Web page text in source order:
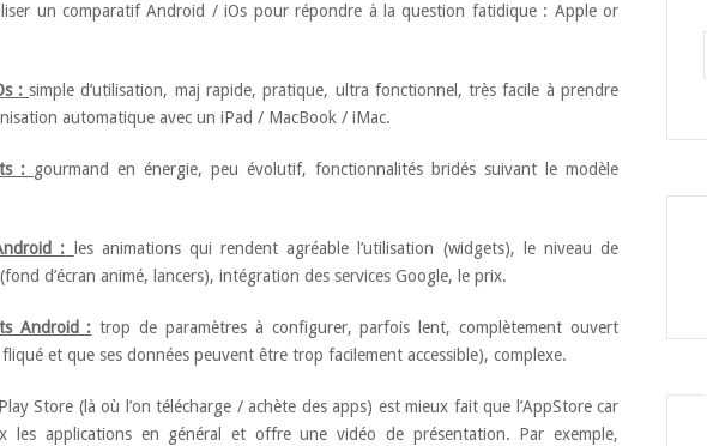
un comparatif Android / iOs pour répondre à la question fatidique : Apple or
: simple d’utilisation, maj rapide, pratique, ultra fonctionnel, très facile à prendre
automatique avec un iPad / MacBook / iMac.
: gourmand en énergie, peu évolutif, fonctionnalités bridés suivant le modèle
:
les animations qui rendent agréable l’utilisation (widgets), le niveau de
d’écran animé, lancers), intégration des services Google, le prix.
Android : trop de paramètres à configurer, parfois lent, complètement ouvert
fliqué et que ses données peuvent être trop facilement accessible), complexe.
Store (là où l’on télécharge / achète des apps) est mieux fait que l’AppStore car
les applications en général et offre une vidéo de présentation. Par exemple,